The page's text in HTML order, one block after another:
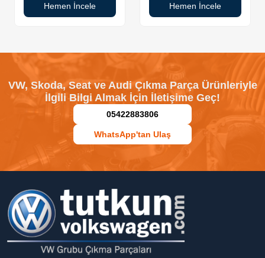
Hemen İncele Hemen İncele
VW, Skoda, Seat ve Audi Çıkma Parça Ürünleriyle
İlgili Bilgi Almak İçin İletişime Geç!
05422883806
WhatsApp'tan Ulaş